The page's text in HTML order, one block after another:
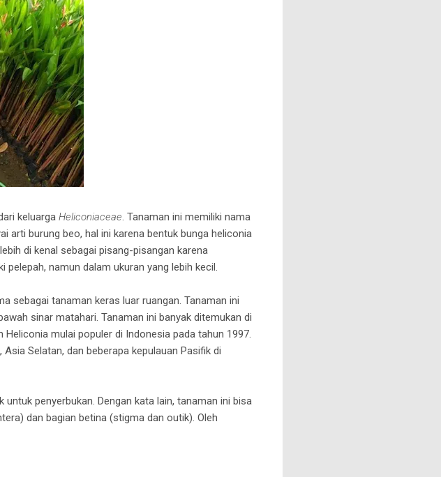
keluarga Heliconiaceae . Tanaman ini memiliki nama
arti burung beo, hal ini karena bentuk bunga heliconia
di kenal sebagai pisang-pisangan karena
namun dalam ukuran yang lebih kecil.
sebagai tanaman keras luar ruangan. Tanaman ini
sinar matahari. Tanaman ini banyak ditemukan di
mulai populer di Indonesia pada tahun 1997.
Selatan, dan beberapa kepulauan Pasifik di
penyerbukan. Dengan kata lain, tanaman ini bisa
dan bagian betina (stigma dan outik). Oleh